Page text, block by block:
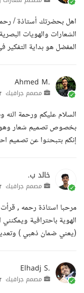
اهل بحضرتك أستاذة /
الشعارات والهويات
المفضل هو بداية التفكير
Ahmed M.
مصمم جرافيك
السلام عليكم ورحمة الله
بخصوص تصميم شعار وهوية
إنكم بتبحثوا عن تصميم
خالد ب.
مصمم جرافيك
مرحبا استاذة رحمه ,
الهوية باحترافية
(يعني ضمان ذهبي )
Elhadj S.
مصمم جرافيك